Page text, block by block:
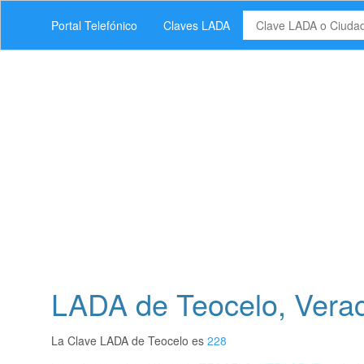
Portal Telefónico Claves LADA
LADA de Teocelo,
La Clave LADA de Teocelo es 228